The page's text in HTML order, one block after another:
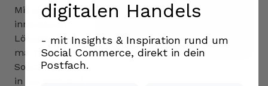
Mit unseren
innovativen
Lösungen
machen wir
Social Shopping
in Deutschland
digitalen Handels
- mit Insights & Inspiration rund um
Social Commerce, direkt in dein
Postfach.